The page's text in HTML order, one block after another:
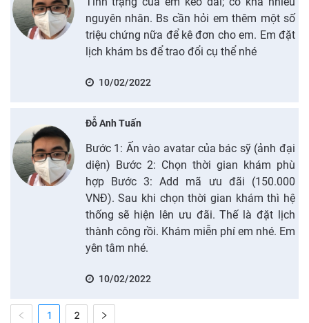
nguyên nhân. Bs cần hỏi em thêm một số
triệu chứng nữa để kê đơn cho em. Em đặt
lịch khám bs để trao đổi cụ thể nhé
10/02/2022
Đỗ Anh Tuấn
Bước 1: Ấn vào avatar của bác sỹ (ảnh đại
diện) Bước 2: Chọn thời gian khám phù
hợp Bước 3: Add mã ưu đãi (150.000
VNĐ). Sau khi chọn thời gian khám thì hệ
thống sẽ hiện lên ưu đãi. Thế là đặt lịch
thành công rồi. Khám miễn phí em nhé. Em
yên tâm nhé.
10/02/2022
1 2